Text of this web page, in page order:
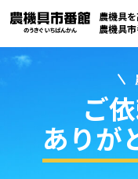
買取実績
コラム・スタ
農機具
農機具
ご
ありが